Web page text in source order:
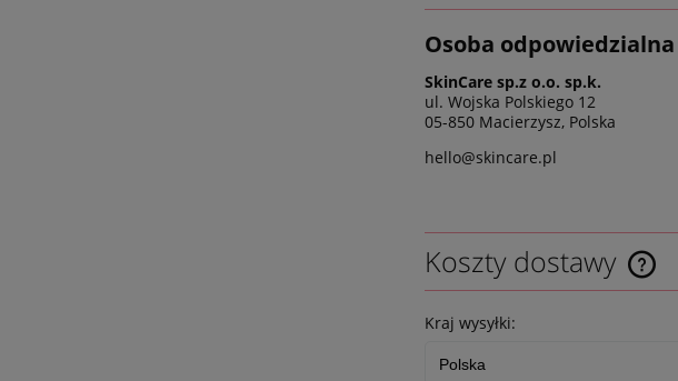
Osoba
SkinCare sp.z o.o. sp.k.
ul. Wojska Polskiego 12
05-850 Macierzysz, Polska
hello@skincare.pl
Koszty dostawy
Kraj wysyłki: